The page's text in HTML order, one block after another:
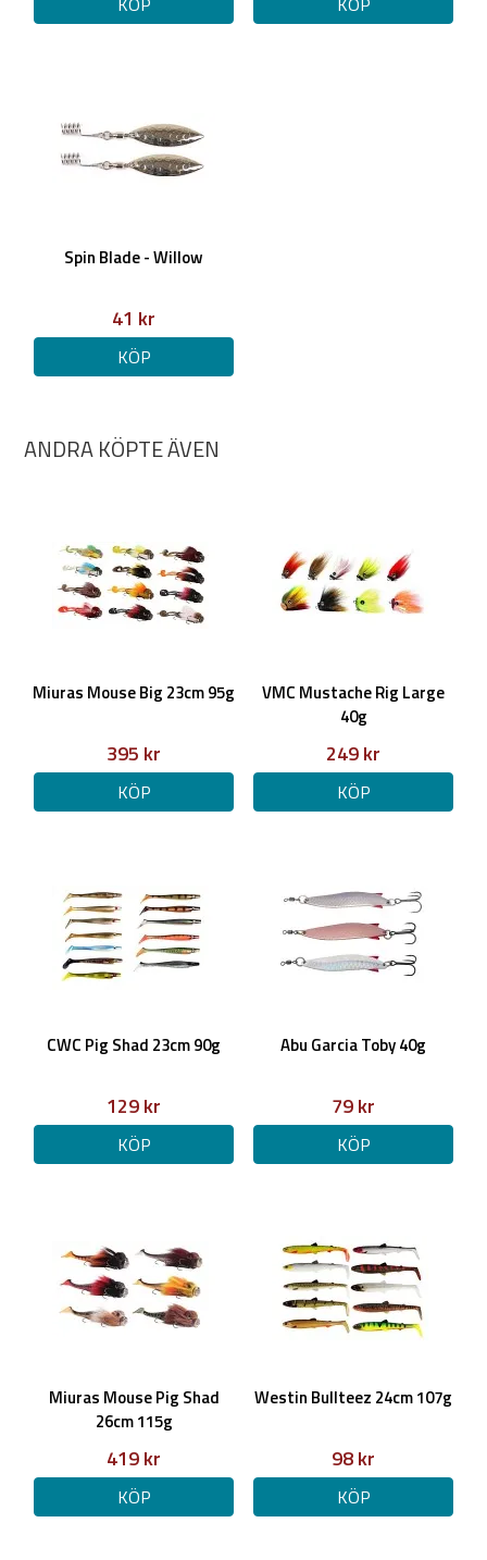
Spin Blade - Willow
41 kr
KÖP
ANDRA KÖPTE ÄVEN
Miuras Mouse Big 23cm 95g
395 kr
KÖP
VMC Mustache Rig Large
40g
249 kr
KÖP
CWC Pig Shad 23cm 90g
129 kr
KÖP
Abu Garcia Toby 40g
79 kr
KÖP
Miuras Mouse Pig Shad
26cm 115g
419 kr
KÖP
Westin Bullteez 24cm 107g
98 kr
KÖP